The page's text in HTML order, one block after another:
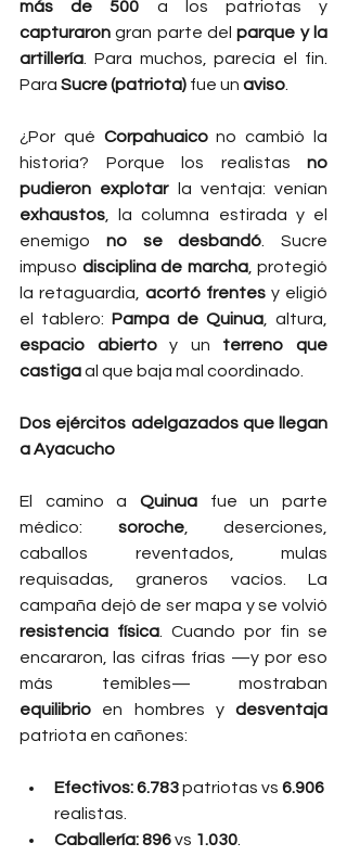
más de 500
capturaron gran parte del parque y la
artillería . Para muchos, parecía el fin.
Para Sucre (patriota) fue un aviso
¿Por qué Corpahuaico no cambió la
historia? Porque los realistas no
pudieron explotar
exhaustos , la columna estirada y el
enemigo no se desbandó . Sucre
impuso disciplina de marcha, protegió
la retaguardia, acortó frentes y eligió
el tablero: Pampa de Quinua
espacio abierto y un terreno que
castiga al que baja mal coordinado.
Dos ejércitos adelgazados que llegan
a Ayacucho
El camino a Quinua fue un parte
médico: soroche, deserciones,
caballos reventados, mulas
requisadas, graneros vacíos. La
resistencia física . Cuando por fin se
encararon, las cifras frías —y por eso
equilibrio en hombres y desventaja
patriota en cañones:
Efectivos:6.783 patriotas vs 6.906
realistas.
Caballería:896 vs 1.030